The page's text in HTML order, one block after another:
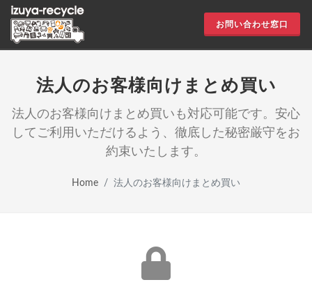
お問い合わせ窓口
法人のお客様向けまとめ買い
法人のお客様向けまとめ買いも対応可能です。安心
してご利用いただけるよう、徹底した秘密厳守をお
約束いたします。
Home 法人のお客様向けまとめ買い